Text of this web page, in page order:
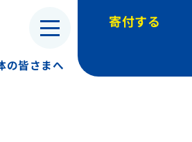
の皆さまへ
寄付する